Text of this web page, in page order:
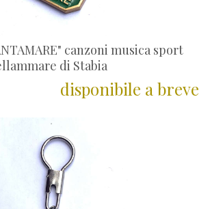
canzoni musica sport
di Stabia
disponibile a breve